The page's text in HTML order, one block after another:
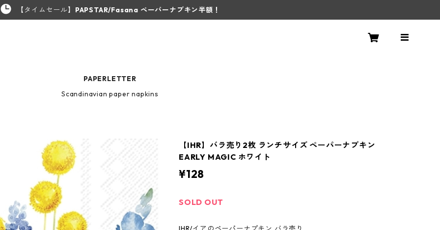
【タイムセール】 PAPSTAR/Fasana ペーパーナプキン半額！
PAPERLETTER
Scandinavian paper napkins
【IHR】バラ売り2枚 ランチサイズ ペーパーナプキン
EARLY MAGIC ホワイト
¥128
SOLD OUT